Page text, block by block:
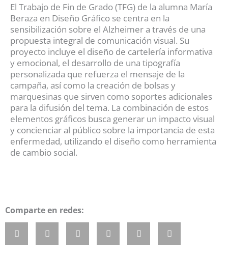
El Trabajo de Fin de Grado (TFG) de la alumna María
Beraza en Diseño Gráfico se centra en la
sensibilización sobre el Alzheimer a través de una
propuesta integral de comunicación visual. Su
proyecto incluye el diseño de cartelería informativa
y emocional, el desarrollo de una tipografía
personalizada que refuerza el mensaje de la
campaña, así como la creación de bolsas y
marquesinas que sirven como soportes adicionales
para la difusión del tema. La combinación de estos
elementos gráficos busca generar un impacto visual
y concienciar al público sobre la importancia de esta
enfermedad, utilizando el diseño como herramienta
de cambio social.
Comparte en redes: